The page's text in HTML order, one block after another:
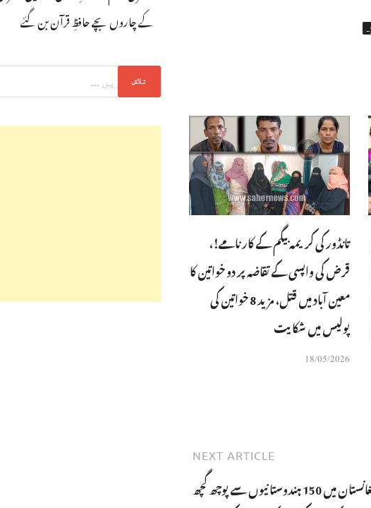
تانڈور کی کریمہ بیگم کے کارنامے!،
قرض کی واپسی کے تقاضہ پر دو خواتین کا
معین آباد میں قتل، مزید 8 خواتین کی
پولیس میں شکایت
18/05/2026
NEXT ARTICLE
طالبان نے افغانستان میں 150 ہندوستانیوں سے پوچھ گچھ
کے چاروں بچے حافظِ قرآن بن گئے